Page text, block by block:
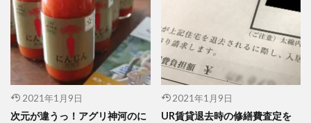
2021年1月9日
次元が違うっ！アグリ神河のに
2021年1月9日
UR賃貸退去時の修繕費査定を